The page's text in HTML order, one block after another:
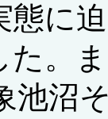
態に
た。
池沼